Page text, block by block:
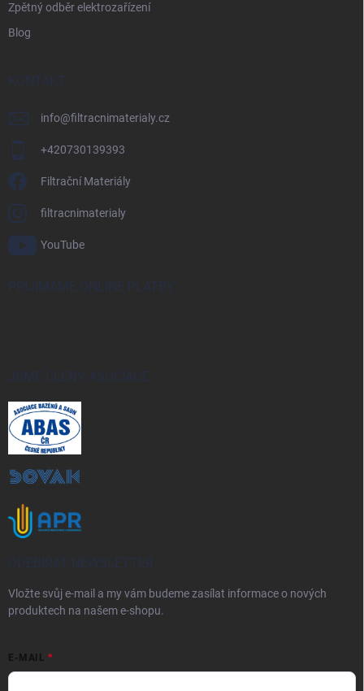
Zpětný odběr elektrozařízení
Blog
KONTAKT
info@filtracnimaterialy.cz
+420730139393
Filtrační Materiály
filtracnimaterialy
YouTube
PŘIJÍMÁME ONLINE PLATBY
JSME ČLENY ASOCIACE
ODEBÍRAT NEWSLETTER
Vložte svůj e-mail a my vám budeme zasílat informace o nových
produktech na našem e-shopu.
E-MAIL